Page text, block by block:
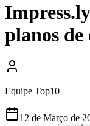
planos de
Equipe Top10
12 de Março de